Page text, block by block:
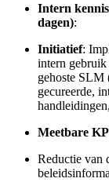
Intern
dagen):
Initiatief:
intern gebruik
gehoste SLM
gecureerde,
Meetbare
Reductie van